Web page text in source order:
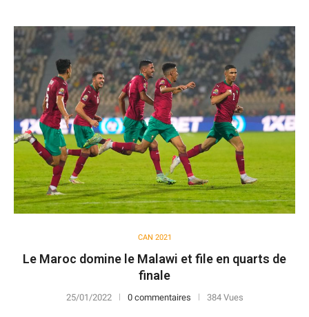
CAN 2021
Le Maroc domine le Malawi et file en quarts de
finale
25/01/2022 0 commentaires 384 Vues